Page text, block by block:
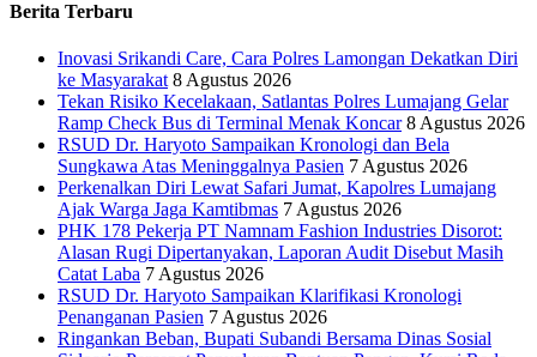
Berita Terbaru
Inovasi Srikandi Care, Cara Polres Lamongan Dekatkan Diri
ke Masyarakat 8 Agustus 2026
Tekan Risiko Kecelakaan, Satlantas Polres Lumajang Gelar
Ramp Check Bus di Terminal Menak Koncar 8 Agustus 2026
RSUD Dr. Haryoto Sampaikan Kronologi dan Bela
Sungkawa Atas Meninggalnya Pasien 7 Agustus 2026
Perkenalkan Diri Lewat Safari Jumat, Kapolres Lumajang
Ajak Warga Jaga Kamtibmas 7 Agustus 2026
PHK 178 Pekerja PT Namnam Fashion Industries Disorot:
Alasan Rugi Dipertanyakan, Laporan Audit Disebut Masih
Catat Laba 7 Agustus 2026
RSUD Dr. Haryoto Sampaikan Klarifikasi Kronologi
Penanganan Pasien 7 Agustus 2026
Ringankan Beban, Bupati Subandi Bersama Dinas Sosial